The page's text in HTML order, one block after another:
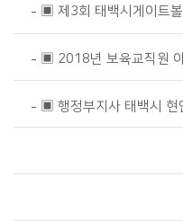
▣ 제3회 태백시게이트
▣ 2018년 보육교직원
▣ 행정부지사 태백시 현